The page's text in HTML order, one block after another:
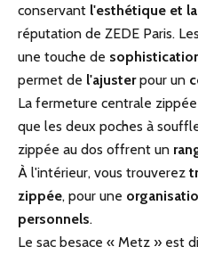
conservant l'esthétique et
réputation de ZEDE Paris.
une touche de
permet de l'ajusterpour un
La fermeture centrale zippée
que les deux poches à
zippée au dos offrent un
À l'intérieur, vous trouverez
zippée, pour une
personnels.
Le sac besace « Metz » est